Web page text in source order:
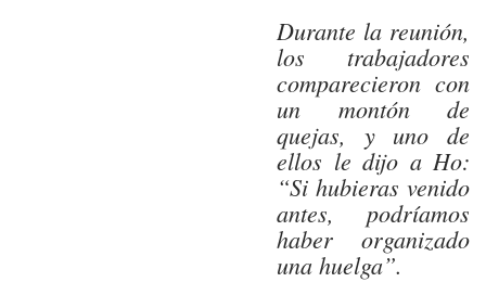
Durante la reunión,
los trabajadores
comparecieron con
un montón de
quejas, y uno de
ellos le dijo a Ho:
“Si hubieras venido
antes, podríamos
haber organizado
una huelga”.